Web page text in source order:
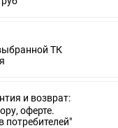
ТК
и возврат:
оферте.